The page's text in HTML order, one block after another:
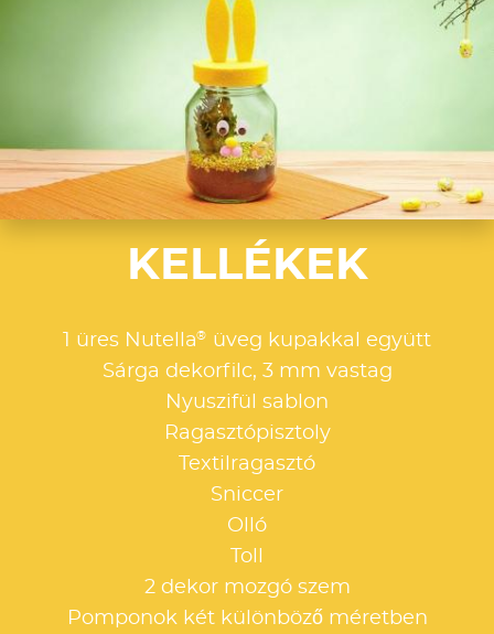
KELLÉKEK
1 üres Nutella®
üveg kupakkal együtt
Sárga dekorfilc, 3 mm vastag
Nyuszifül sablon
Ragasztópisztoly
Textilragasztó
Sniccer
Olló
Toll
2 dekor mozgó szem
Pomponok két különböző méretben